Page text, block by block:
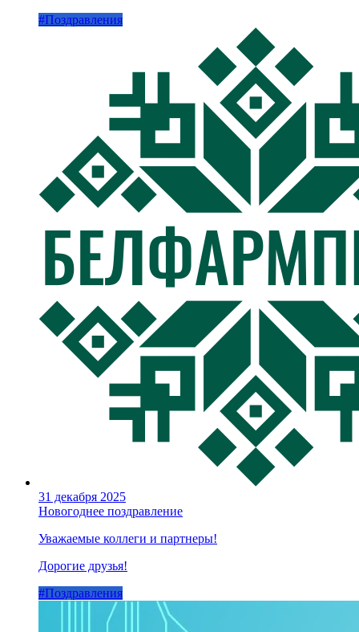
#Поздравления
31 декабря 2025
Новогоднее поздравление
Уважаемые коллеги и партнеры!
Дорогие друзья!
#Поздравления